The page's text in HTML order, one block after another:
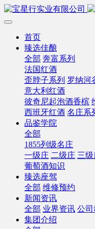
首页
臻选佳酿
全部 奔富系列
法国红酒
歪脖子系列 罗纳河
意大利红酒
彼奇尼起泡酒香槟
西班牙红酒 名庄系
品鉴学院
全部
1855列级名庄
一级庄 二级庄 三级
葡萄酒知识
臻选座驾
全部 维修预约
新闻资讯
全部 业界资讯 公
集团介绍